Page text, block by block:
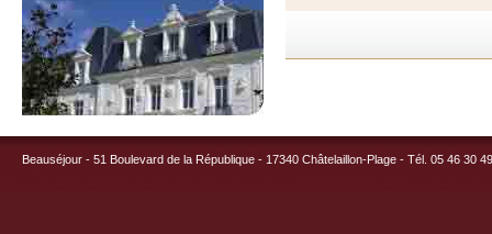
Beauséjour - 51 Boulevard de la République - 17340 Châtelaillon-Plage - Tél. 05 46 30